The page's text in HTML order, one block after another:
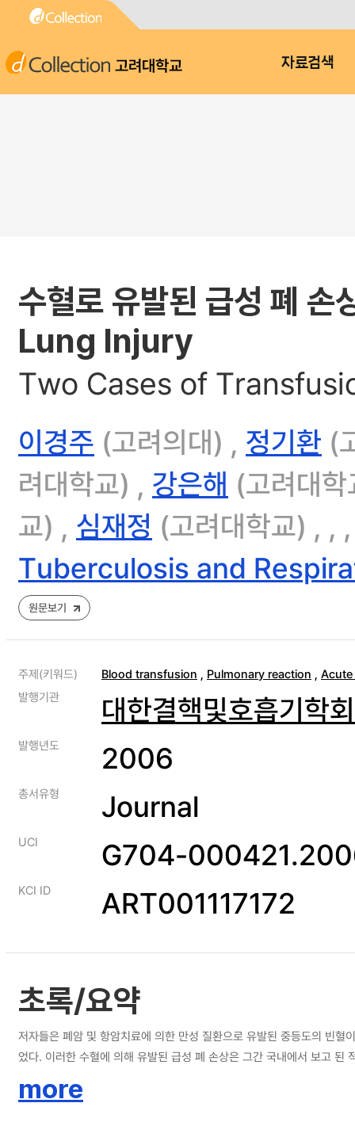
고려대학교 자료검색
수혈로 유발된 급성 폐
Lung Injury
Two Cases of
이경주 (고려의대) , 정기환 (
려대학교) , 강은해 (고려대
교) , 심재정 (고려대학교) , ,
Tuberculosis and
원문보기
주제(키워드) Blood transfusion , Pulmonary reaction ,
발행기관
대한결핵및호흡기학회
발행년도 2006
총서유형 Journal
UCI G704-
KCI ID ART001117172
초록/요약
저자들은 폐암 및 항암치료에 의한 만성 질환으로 유발된 중등도의 빈
었다. 이러한 수혈에 의해 유발된 급성 폐 손상은 그간 국내에서 보고 된
more